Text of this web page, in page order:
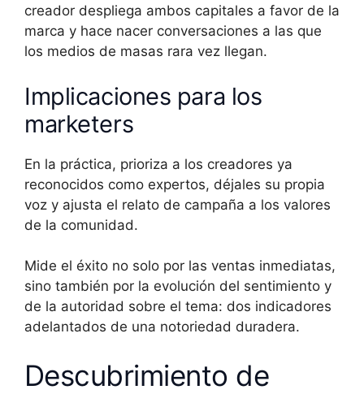
creador despliega ambos capitales a favor de la
marca y hace nacer conversaciones a las que
los medios de masas rara vez llegan.
Implicaciones para los
marketers
En la práctica, prioriza a los creadores ya
reconocidos como expertos, déjales su propia
voz y ajusta el relato de campaña a los valores
de la comunidad.
Mide el éxito no solo por las ventas inmediatas,
sino también por la evolución del sentimiento y
de la autoridad sobre el tema: dos indicadores
adelantados de una notoriedad duradera.
Descubrimiento de